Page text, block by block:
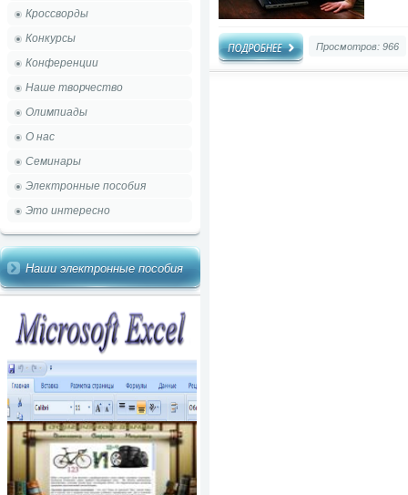
Кроссворды
Конкурсы
Конференции
Наше творчество
Олимпиады
О нас
Семинары
Электронные пособия
Это интересно
Наши электронные пособия
Просмотров: 966